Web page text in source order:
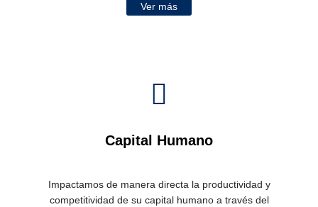
Ver más
Capital Humano
Impactamos de manera directa la productividad y
competitividad de su capital humano a través del